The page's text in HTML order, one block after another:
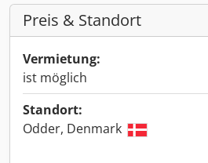
Preis & Standort
Vermietung:
ist möglich
Standort:
Odder, Denmark